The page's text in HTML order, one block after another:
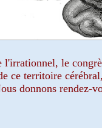
le
ce territoire
donnons rendez-